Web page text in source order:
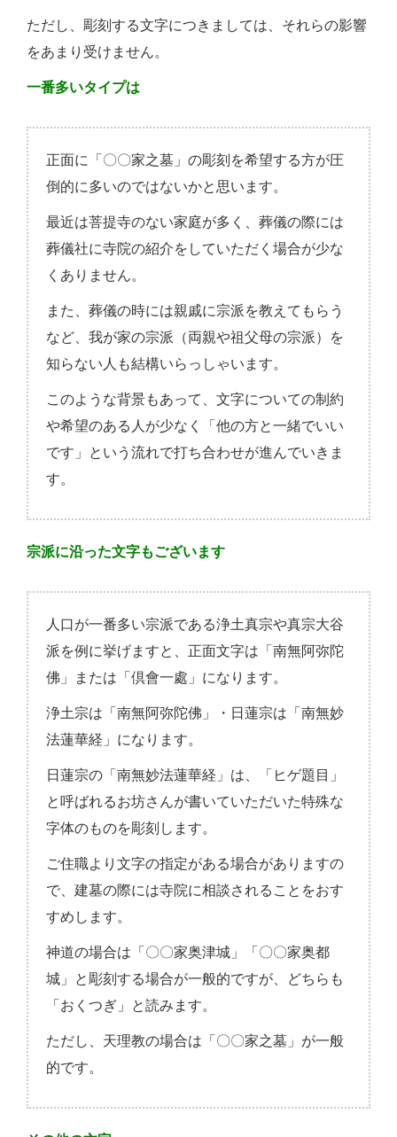
ただし、彫刻する文字につきましては、それらの影響
をあまり受けません。
一番多いタイプは
正面に「〇〇家之墓」の彫刻を希望する方が圧
倒的に多いのではないかと思います。
最近は菩提寺のない家庭が多く、葬儀の際には
葬儀社に寺院の紹介をしていただく場合が少な
くありません。
また、葬儀の時には親戚に宗派を教えてもらう
など、我が家の宗派（両親や祖父母の宗派）を
知らない人も結構いらっしゃいます。
このような背景もあって、文字についての制約
や希望のある人が少なく「他の方と一緒でいい
です」という流れで打ち合わせが進んでいきま
す。
宗派に沿った文字もございます
人口が一番多い宗派である浄土真宗や真宗大谷
派を例に挙げますと、正面文字は「南無阿弥陀
佛」または「倶會一處」になります。
浄土宗は「南無阿弥陀佛」・日蓮宗は「南無妙
法蓮華経」になります。
日蓮宗の「南無妙法蓮華経」は、「ヒゲ題目」
と呼ばれるお坊さんが書いていただいた特殊な
字体のものを彫刻します。
ご住職より文字の指定がある場合がありますの
で、建墓の際には寺院に相談されることをおす
すめします。
神道の場合は「〇〇家奥津城」「〇〇家奥都
城」と彫刻する場合が一般的ですが、どちらも
「おくつぎ」と読みます。
ただし、天理教の場合は「〇〇家之墓」が一般
的です。